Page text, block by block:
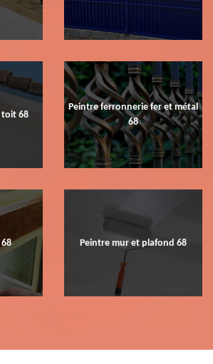
toit 68
Peintre ferronnerie fer et métal
68
Peintre mur et plafond 68